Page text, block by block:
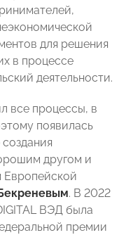
для решения
в процессе
деятельности.
все процессы, в
появилась
другом и
Европейской
. В 2022
ВЭД была
премии